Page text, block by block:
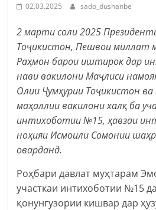
02.03.2025 sado_dushanbe
2 марти соли 2025
Тоҷикистон, Пешвои миллат
Раҳмон барои иштирок дар
нави вакилони Маҷлиси
Олии Ҷумҳурии Тоҷикистон ва
маҳаллии вакилони халқ ба
интихоботии №15, ҳавзаи
ноҳияи Исмоили Сомонии
оварданд.
Роҳбари давлат муҳтарам
участкаи интихоботии №15
қонунгузории кишвар дар